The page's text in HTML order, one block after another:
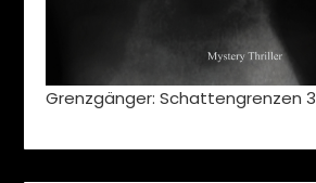
Grenzgänger: Schattengrenzen 3